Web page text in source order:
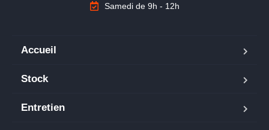
Samedi de 9h - 12h
Accueil
Stock
Entretien